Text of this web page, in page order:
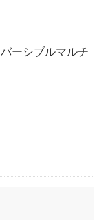
ーシブルマルチ